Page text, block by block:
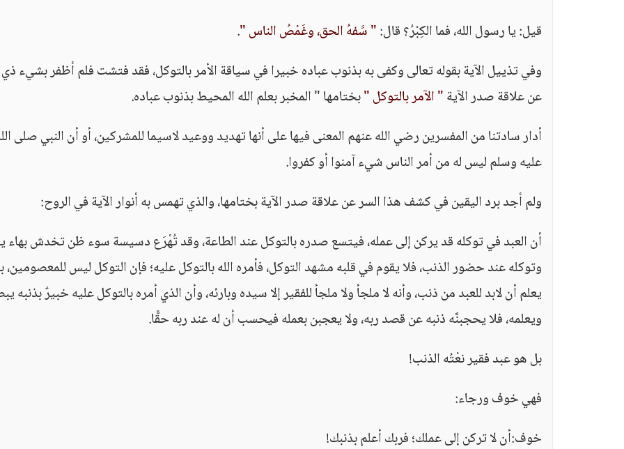
قيل: يا رسول الله، فما الكِبْرُ؟ قال:" سََفهُ الحق، وغَمْصُ الناس ".
وفي تذييل الآية بقوله تعالى وكفى به بذنوب عباده خبيرا في سياقة الأمر بالتوكل، فقد فتشت فلم أظفر بشيء
عن علاقة صدر الآية" الآمر بالتوكل "بختامها " المخبر بعلم الله المحيط بذنوب عباده.
أدار سادتنا من المفسرين رضي الله عنهم المعنى فيها على أنها تهديد ووعيد لاسيما للمشركين، أو أن النبي صلى
عليه وسلم ليس له من أمر الناس شيء آمنوا أو كفروا.
ولم أجد برد اليقين في كشف هذا السر عن علاقة صدر الآية بختامها، والذي تهمس به أنوار الآية في الروح:
أن العبد في توكله قد يركن إلى عمله، فيتسع صدره بالتوكل عند الطاعة، وقد تُهْرَع دسيسة سوء ظن تخدش بهاء
وتوكله عند حضور الذنب، فلا يقوم في قلبه مشهد التوكل، فأمره الله بالتوكل عليه؛ فإن التوكل ليس
يعلم أن لابد للعبد من ذنب، وأنه لا ملجأ ولا ملجأ للفقير إلا سيده وبارئه، وأن الذي أمره بالتوكل عليه خبيرٌ بذنبه
ويعلمه، فلا يحجبنَّه ذنبه عن قصد ربه، ولا يعجبن بعمله فيحسب أن له عند ربه حقًّا.
بل هو عبد فقير نعْتُه الذنب!
فهي خوف ورجاء:
خوف:أن لا تركن إلى عملك؛ فربك أعلم بذنبك!